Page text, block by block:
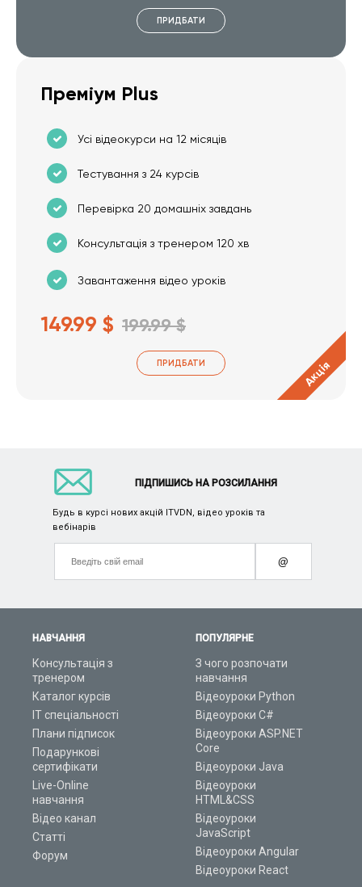
ПРИДБАТИ
Преміум Plus
Усі відеокурси на 12 місяців
Тестування з 24 курсів
Перевірка 20 домашніх завдань
Консультація з тренером 120 хв
Завантаження відео уроків
149.99 $ 199.99 $
ПРИДБАТИ Акція
НАВЧАННЯ
Консультація з
тренером
Каталог курсів
ІТ спеціальності
Плани підписок
Подарункові
сертифікати
Live-Online
навчання
Відео канал
Статті
Форум
ПОПУЛЯРНЕ
З чого розпочати
навчання
Відеоуроки Python
Відеоуроки C#
Відеоуроки ASP.NET
Core
Відеоуроки Java
Відеоуроки
HTML&CSS
Відеоуроки
JavaScript
Відеоуроки Angular
Відеоуроки React
ПІДПИШИСЬ НА РОЗСИЛАННЯ
Будь в курсі нових акцій ITVDN, відео уроків та
вебінарів
@